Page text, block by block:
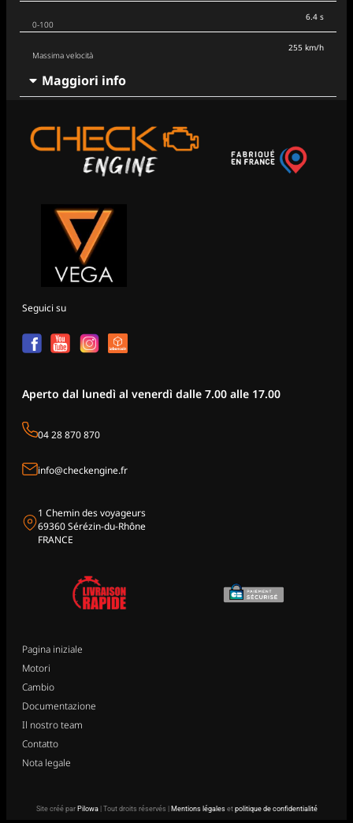
0-100
Massima velocità
6.4 s
255 km/h
Maggiori info
Seguici su
Aperto dal lunedì al venerdì dalle 7.00 alle 17.00
04 28 870 870
info@checkengine.fr
1 Chemin des voyageurs
69360 Sérézin-du-Rhône
FRANCE
Pagina iniziale
Motori
Cambio
Documentazione
Il nostro team
Contatto
Nota legale
Site créé par Pilowa| Tout droits réservés | Mentions légaleset politique de confidentialité